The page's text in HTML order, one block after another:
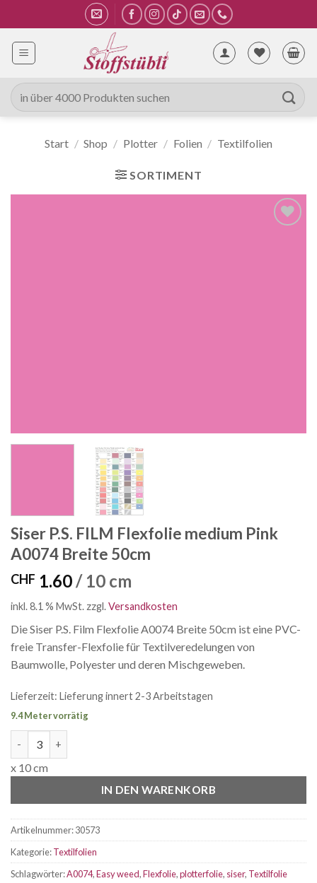
Inhalt
springen
Suche
nach:
Start / Shop / Plotter / Folien / Textilfolien
SORTIMENT
Siser P.S. FILM Flexfolie medium Pink
A0074 Breite 50cm
CHF 1.60/ 10 cm
inkl. 8.1 % MwSt. zzgl.Versandkosten
Die Siser P.S. Film Flexfolie A0074 Breite 50cm ist eine PVC-
freie Transfer-Flexfolie für Textilveredelungen von
Baumwolle, Polyester und deren Mischgeweben.
Lieferzeit: Lieferung innert 2-3 Arbeitstagen
9.4 Meter vorrätig
x 10 cm
IN DEN WARENKORB
Artikelnummer:30573
Kategorie:Textilfolien
Schlagwörter:A0074,Easy weed,Flexfolie,plotterfolie, siser, Textilfolie